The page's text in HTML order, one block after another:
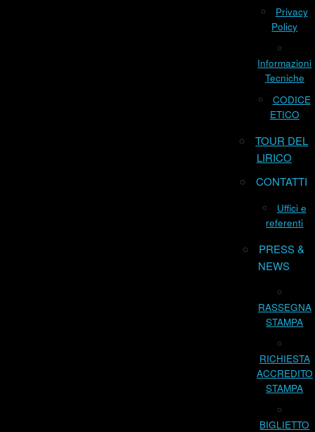
Privacy
Policy
Informazioni
Tecniche
CODICE
ETICO
TOUR DEL
LIRICO
CONTATTI
Uffici e
referenti
PRESS &
NEWS
RASSEGNA
STAMPA
RICHIESTA
ACCREDITO
STAMPA
BIGLIETTO